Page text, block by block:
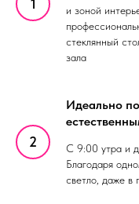
и зоной
стеклянный
зала
Идеально
С 9:00 утра и
Благодаря
светло, даже в